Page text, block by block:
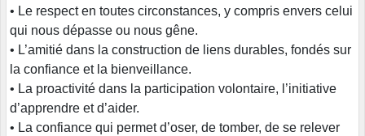
• Le respect en toutes circonstances, y compris envers celui
qui nous dépasse ou nous gêne.
• L’amitié dans la construction de liens durables, fondés sur
la confiance et la bienveillance.
• La proactivité dans la participation volontaire, l’initiative
d’apprendre et d’aider.
• La confiance qui permet d’oser, de tomber, de se relever